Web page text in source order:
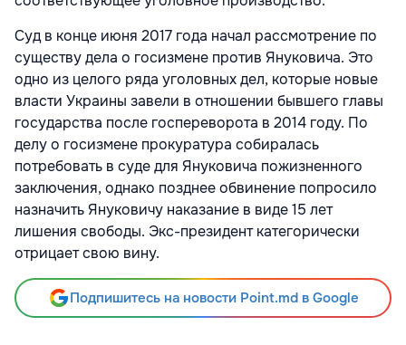
Суд в конце июня 2017 года начал рассмотрение по
существу дела о госизмене против Януковича. Это
одно из целого ряда уголовных дел, которые новые
власти Украины завели в отношении бывшего главы
государства после госпереворота в 2014 году. По
делу о госизмене прокуратура собиралась
потребовать в суде для Януковича пожизненного
заключения, однако позднее обвинение попросило
назначить Януковичу наказание в виде 15 лет
лишения свободы. Экс-президент категорически
отрицает свою вину.
Подпишитесь на новости Point.md в Google